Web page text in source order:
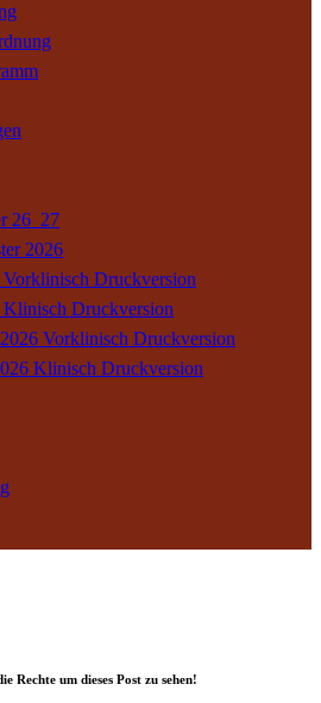
26_27
2026
Vorklinisch Druckversion
Klinisch Druckversion
Vorklinisch Druckversion
Klinisch Druckversion
Rechte um dieses Post zu sehen!